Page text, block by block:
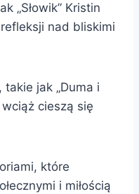
„Słowik” Kristin
nad bliskimi
jak „Duma i
cieszą się
które
i miłością